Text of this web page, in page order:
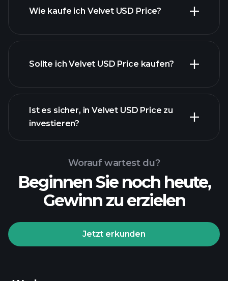
Wie kaufe ich Velvet USD Price?
empfohlenen Broker
Sollte ich Velvet USD Price kaufen?
Playtrade-Turnieren
KI-
unterstützte tägliche Markteinblicke
Billionaire Portfolios
Ist es sicher, in Velvet USD Price zu
investieren?
fachmännisch ausgewählte
Worauf wartest du?
Beginnen Sie noch heute,
Gewinn zu erzielen
Jetzt erkunden